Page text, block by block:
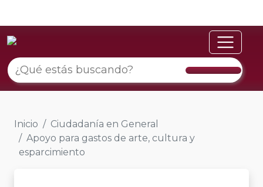
Inicio
Ciudadanía en General
Apoyo para gastos de arte, cultura y
esparcimiento